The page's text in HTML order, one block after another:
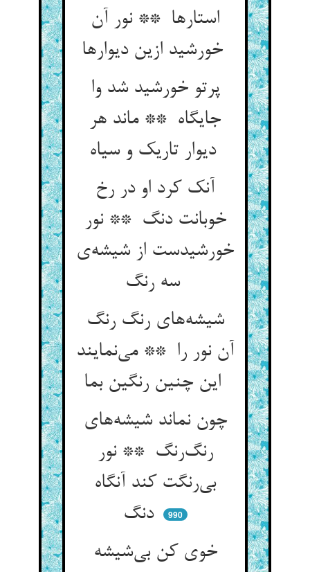
استارها ** نور آن
پرتو خورشید شد وا
جایگاه ** ماند هر
دیوار تاریک و سیاه
آنک کرد او در رخ
خوبانت دنگ ** نور
خورشیدست از شیشه‌ی
سه رنگ
شیشه‌های رنگ رنگ
آن نور را ** می‌نمایند
چون نماند شیشه‌های
رنگ‌رنگ ** نور
بی‌رنگت کند آنگاه
دنگ
990
خوی کن بی‌شیشه